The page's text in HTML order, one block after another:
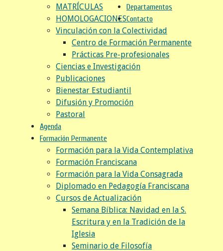
MATRÍCULAS
HOMOLOGACIONES
Departamentos
Vinculación con la Colectividad
Centro de Formación Permanente
Prácticas Pre-profesionales
Ciencias e Investigación
Publicaciones
Bienestar Estudiantil
Difusión y Promoción
Pastoral
Contacto
Agenda
Formación Permanente
Formación para la Vida Contemplativa
Formación Franciscana
Formación para la Vida Consagrada
Diplomado en Pedagogía Franciscana
Cursos de Actualización
Semana Bíblica: Navidad en la S.
Escritura y en la Tradición de la
Iglesia
Seminario de Filosofía